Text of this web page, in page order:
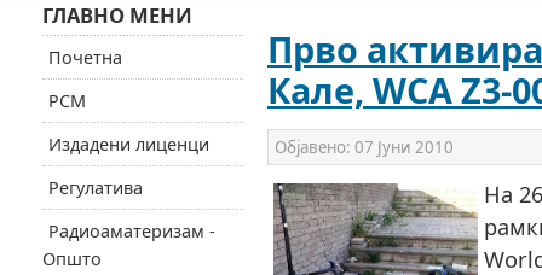
Прво
Кале, WCA Z3-
Објавено: 07 Јуни 2010
На
ГЛАВНО МЕНИ
Почетна
РСМ
Издадени лиценци
Регулатива
Радиоаматеризам -
Општо